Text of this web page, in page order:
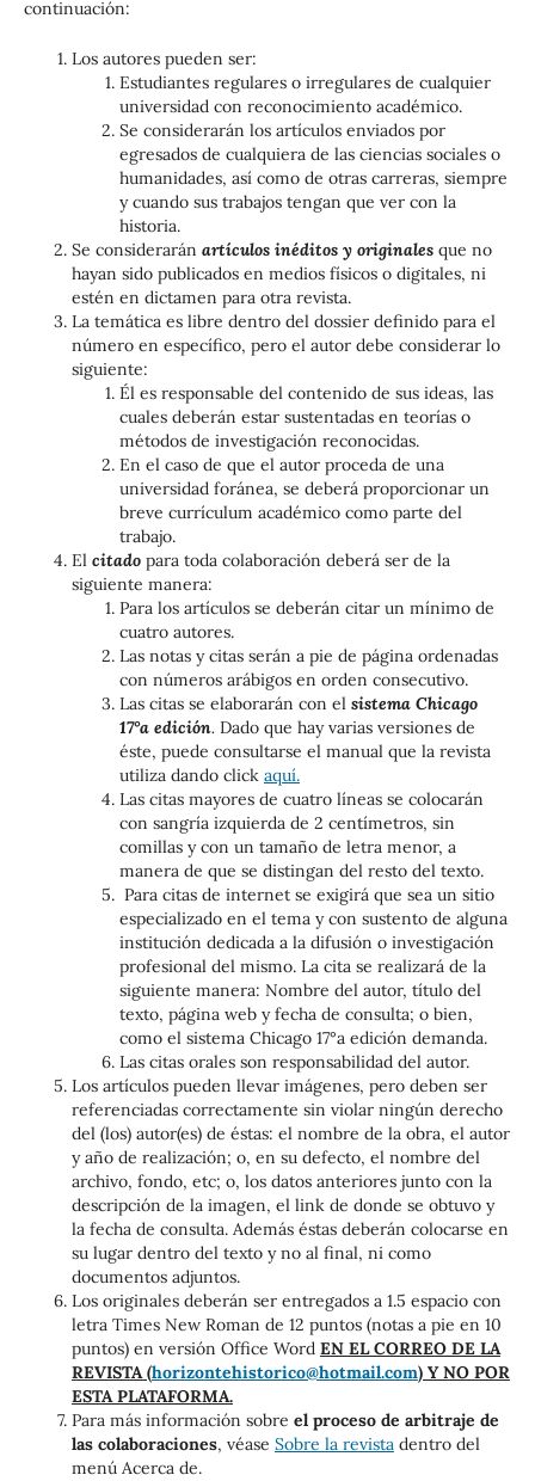
continuación:
Los autores pueden ser:
Estudiantes regulares o irregulares de cualquier
universidad con reconocimiento académico.
Se considerarán los artículos enviados por
egresados de cualquiera de las ciencias sociales o
humanidades, así como de otras carreras, siempre
y cuando sus trabajos tengan que ver con la
historia.
Se considerarán artículos inéditos y originalesque no
hayan sido publicados en medios físicos o digitales, ni
estén en dictamen para otra revista.
La temática es libre dentro del dossier definido para el
número en específico, pero el autor debe considerar lo
siguiente:
Él es responsable del contenido de sus ideas, las
cuales deberán estar sustentadas en teorías o
métodos de investigación reconocidas.
En el caso de que el autor proceda de una
universidad foránea, se deberá proporcionar un
breve currículum académico como parte del
trabajo.
El citadopara toda colaboración deberá ser de la
siguiente manera:
Para los artículos se deberán citar un mínimo de
cuatro autores.
Las notas y citas serán a pie de página ordenadas
con números arábigos en orden consecutivo.
Las citas se elaborarán con el sistema Chicago
17°a edición. Dado que hay varias versiones de
éste, puede consultarse el manual que la revista
utiliza dando click aquí.
Las citas mayores de cuatro líneas se colocarán
con sangría izquierda de 2 centímetros, sin
comillas y con un tamaño de letra menor, a
manera de que se distingan del resto del texto.
Para citas de internet se exigirá que sea un sitio
especializado en el tema y con sustento de alguna
institución dedicada a la difusión o investigación
profesional del mismo. La cita se realizará de la
siguiente manera: Nombre del autor, título del
texto, página web y fecha de consulta; o bien,
como el sistema Chicago 17°a edición demanda.
Las citas orales son responsabilidad del autor.
Los artículos pueden llevar imágenes, pero deben ser
referenciadas correctamente sin violar ningún derecho
del (los) autor(es) de éstas: el nombre de la obra, el autor
y año de realización; o, en su defecto, el nombre del
archivo, fondo, etc; o, los datos anteriores junto con la
descripción de la imagen, el link de donde se obtuvo y
la fecha de consulta. Además éstas deberán colocarse en
su lugar dentro del texto y no al final, ni como
documentos adjuntos.
Los originales deberán ser entregados a 1.5 espacio con
letra Times New Roman de 12 puntos (notas a pie en 10
puntos) en versión Office Word EN EL CORREO DE LA
REVISTA (horizontehistorico@hotmail.com) Y NO POR
ESTA PLATAFORMA.
Para más información sobre el proceso de arbitraje de
las colaboraciones, véase Sobre la revistadentro del
menú Acerca de.